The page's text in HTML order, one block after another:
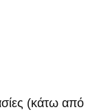
(κάτω από